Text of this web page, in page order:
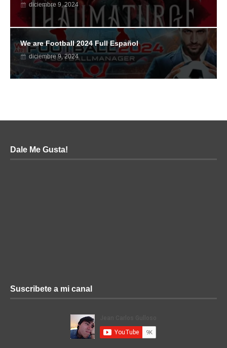
diciembre 9, 2024
We are Football 2024 Full Español
diciembre 9, 2024
Dale Me Gusta!
Suscribete a mi canal